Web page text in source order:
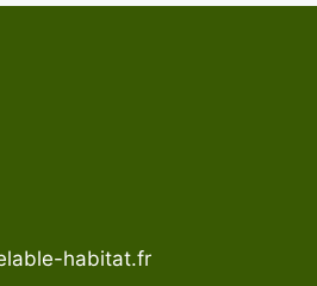
habitat.fr